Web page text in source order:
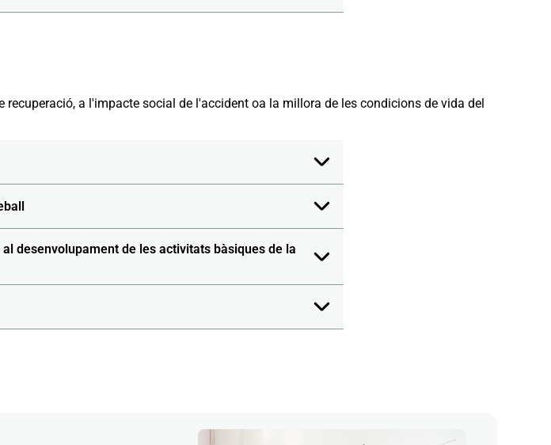
a l'impacte social de l'accident oa la millora de les condicions de vida del
desenvolupament de les activitats bàsiques de la